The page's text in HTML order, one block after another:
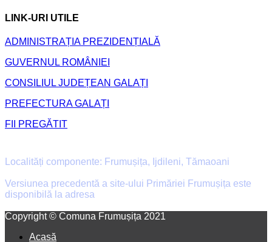
LINK-URI UTILE
ADMINISTRAȚIA PREZIDENȚIALĂ
GUVERNUL ROMÂNIEI
CONSILIUL JUDEȚEAN GALAȚI
PREFECTURA GALAȚI
FII PREGĂTIT
Localități componente: Frumușița, Ijdileni, Tămaoani
Versiunea precedentă a site-ului Primăriei Frumușița este
disponibilă la adresa
Copyright © Comuna Frumușița 2021
Acasă